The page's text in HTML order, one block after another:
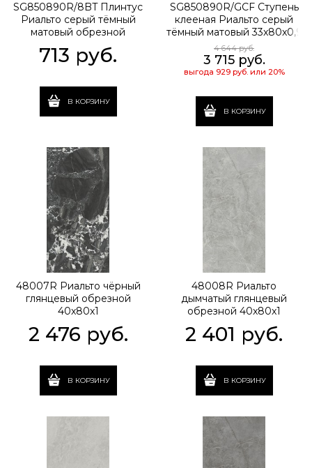
SG850890R/8BT Плинтус
Риальто серый тёмный
матовый обрезной
713 руб.
В КОРЗИНУ
SG850890R/GCF Ступень
клееная Риальто серый
тёмный матовый 33x80x0,9
4 644 руб.
3 715 руб.
выгода 929 руб.или 20%
В КОРЗИНУ
48007R Риальто чёрный
глянцевый обрезной
40x80x1
2 476 руб.
В КОРЗИНУ
48008R Риальто
дымчатый глянцевый
обрезной 40x80x1
2 401 руб.
В КОРЗИНУ